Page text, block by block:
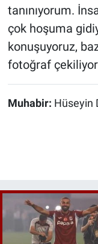
tanınıyorum.
çok hoşuma
konuşuyoruz,
fotoğraf
Muhabir: Hüseyin